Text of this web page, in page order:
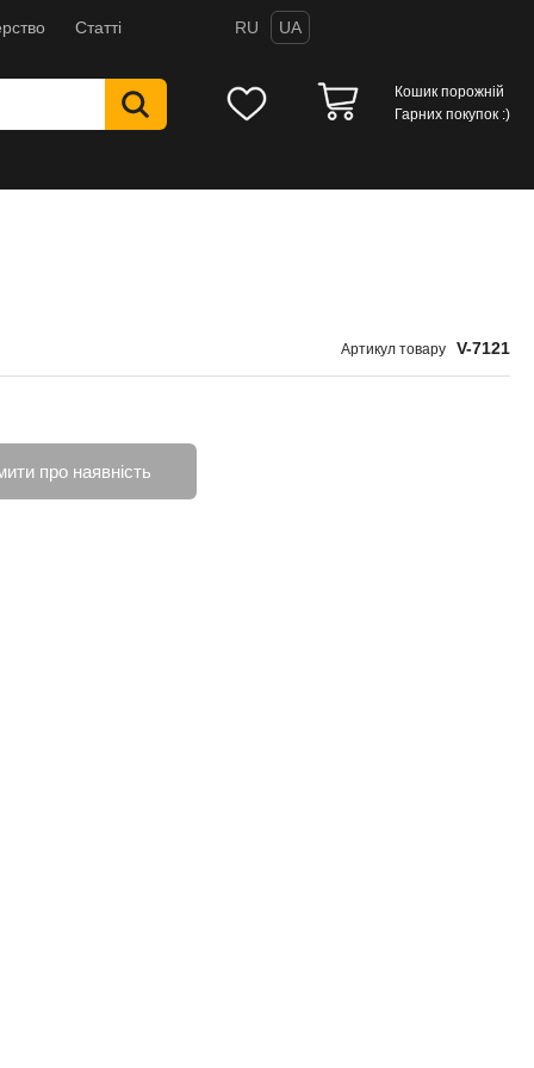
Статті RU UA
Кошик порожній
Гарних покупок :)
Артикул товару V-7121
про наявність